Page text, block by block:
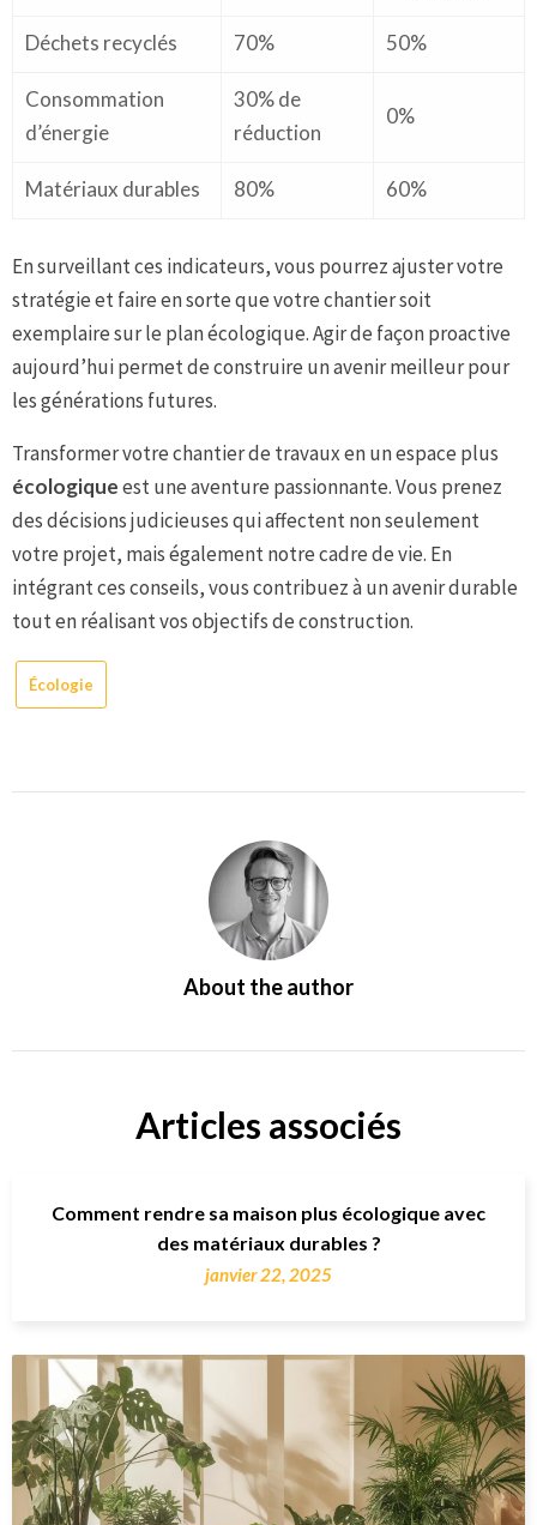
Déchets recyclés 70% 50%
Consommation
d’énergie
30% de
réduction
0%
Matériaux durables 80% 60%
En surveillant ces indicateurs, vous pourrez ajuster votre
stratégie et faire en sorte que votre chantier soit
exemplaire sur le plan écologique. Agir de façon proactive
aujourd’hui permet de construire un avenir meilleur pour
les générations futures.
Transformer votre chantier de travaux en un espace plus
écologiqueest une aventure passionnante. Vous prenez
des décisions judicieuses qui affectent non seulement
votre projet, mais également notre cadre de vie. En
intégrant ces conseils, vous contribuez à un avenir durable
tout en réalisant vos objectifs de construction.
Écologie
About the author
Articles associés
Comment rendre sa maison plus écologique avec
des matériaux durables ?
janvier 22, 2025